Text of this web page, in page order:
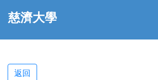
慈濟大學
返回